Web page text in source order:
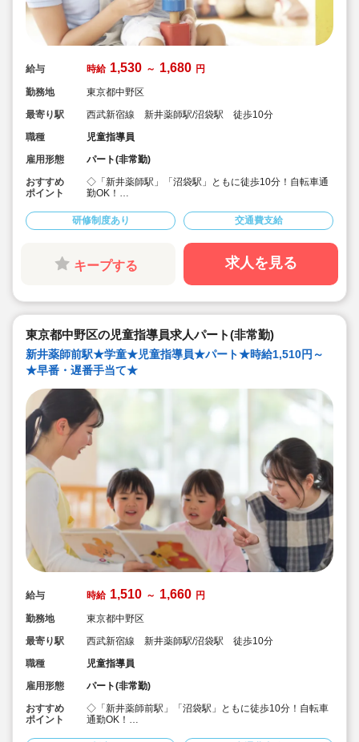
給与 時給 1,530 ～ 1,680 円
勤務地
東京都中野区
最寄り駅
西武新宿線 新井薬師駅/沼袋駅 徒歩10分
職種
児童指導員
雇用形態
パート(非常勤)
おすすめ
ポイント
◇「新井薬師駅」「沼袋駅」ともに徒歩10分！自転車通
勤OK！
仕事です♪
◇保育士・幼稚園教諭・教員免許・放課後児童支援員な
◇時給1,530円～/早番・遅番は時給UP★
◇昇給あり！年1回♪
◇永年勤続表彰、慶弔見舞金制度あり！
◇勤務時間・日数はご相談ください♪
◇未経験・ブランクのある方も歓迎です！
研修制度あり 交通費支給
キープする 求人を見る
東京都中野区の児童指導員求人パート(非常勤)
新井薬師前駅★学童★児童指導員★パート★時給1,510円～
★早番・遅番手当て★
給与 時給 1,510 ～ 1,660 円
勤務地
東京都中野区
最寄り駅
西武新宿線 新井薬師駅/沼袋駅 徒歩10分
職種
児童指導員
雇用形態
パート(非常勤)
おすすめ
ポイント
◇「新井薬師前駅」「沼袋駅」ともに徒歩10分！自転車
通勤OK！